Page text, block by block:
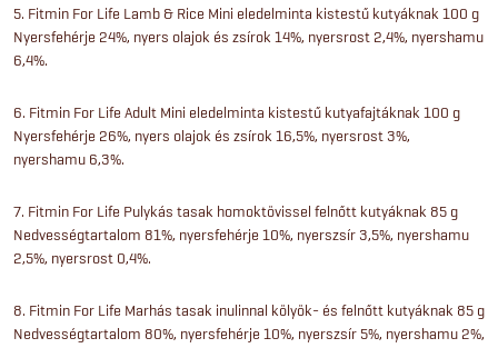
5. Fitmin For Life Lamb & Rice Mini eledelminta kistestű kutyáknak 100 g
Nyersfehérje 24%, nyers olajok és zsírok 14%, nyersrost 2,4%, nyershamu
6,4%.
6. Fitmin For Life Adult Mini eledelminta kistestű kutyafajtáknak 100 g
Nyersfehérje 26%, nyers olajok és zsírok 16,5%, nyersrost 3%,
nyershamu 6,3%.
7. Fitmin For Life Pulykás tasak homoktövissel felnőtt kutyáknak 85 g
Nedvességtartalom 81%, nyersfehérje 10%, nyerszsír 3,5%, nyershamu
2,5%, nyersrost 0,4%.
8. Fitmin For Life Marhás tasak inulinnal kölyök- és felnőtt kutyáknak 85 g
Nedvességtartalom 80%, nyersfehérje 10%, nyerszsír 5%, nyershamu 2%,